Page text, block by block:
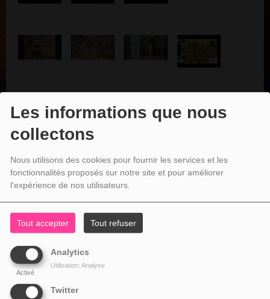
Les informations que nous
collectons
Nous utilisons des cookies pour fournir les services et les
fonctionnalités proposés sur notre site et pour améliorer
l'expérience de nos utilisateurs.
Tout accepter Tout refuser
Analytics
Activé
Utilisation: Analyse
Twitter
EMISSIONS
PODCAST